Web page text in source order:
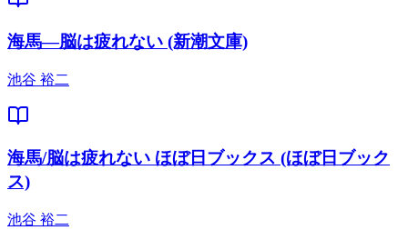
海馬―脳は疲れない (新潮文庫)
池谷 裕二
海馬/脳は疲れない ほぼ日ブックス (ほぼ日ブック
ス)
池谷 裕二